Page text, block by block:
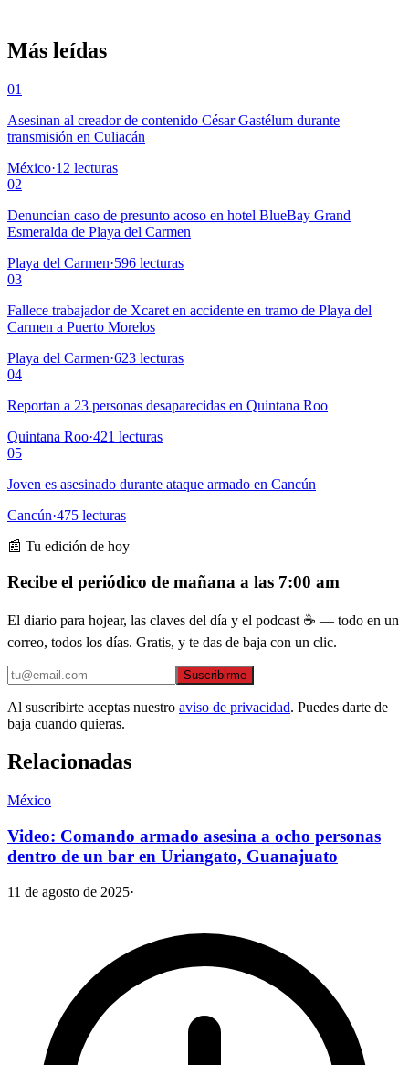
Más leídas
01
Asesinan al creador de contenido César Gastélum durante
transmisión en Culiacán
México·12 lecturas
02
Denuncian caso de presunto acoso en hotel BlueBay Grand
Esmeralda de Playa del Carmen
Playa del Carmen·596 lecturas
03
Fallece trabajador de Xcaret en accidente en tramo de Playa del
Carmen a Puerto Morelos
Playa del Carmen·623 lecturas
04
Reportan a 23 personas desaparecidas en Quintana Roo
Quintana Roo·421 lecturas
05
Joven es asesinado durante ataque armado en Cancún
Cancún·475 lecturas
📰 Tu edición de hoy
Recibe el periódico de mañana a las 7:00 am
El diario para hojear, las claves del día y el podcast ☕ — todo en un
correo, todos los días. Gratis, y te das de baja con un clic.
Suscribirme
Al suscribirte aceptas nuestro aviso de privacidad. Puedes darte de
baja cuando quieras.
Relacionadas
México
Video: Comando armado asesina a ocho personas
dentro de un bar en Uriangato, Guanajuato
11 de agosto de 2025·